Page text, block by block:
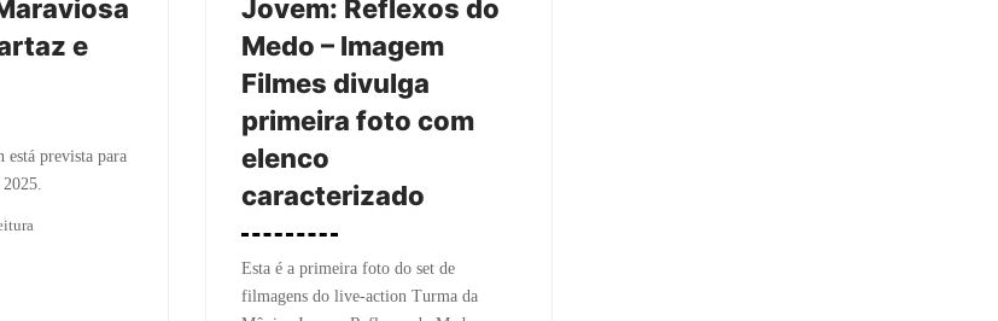
e
prevista para
Jovem: Reflexos do
Medo – Imagem
Filmes divulga
primeira foto com
elenco
caracterizado
Esta é a primeira foto do set de
filmagens do live-action Turma da